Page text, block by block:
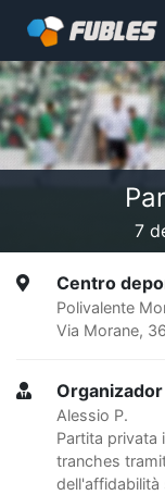
7
Centro
Polivalente
Via Morane,
Organizador
Alessio P.
Partita privata
tranches
dell'affidabilità